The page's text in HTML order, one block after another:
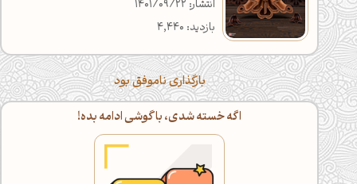
انتشار: 1401/09/22
بازدید: 4,440
بارگذاری ناموفق بود
برای دسترسی بهتر به کپل‌آرت